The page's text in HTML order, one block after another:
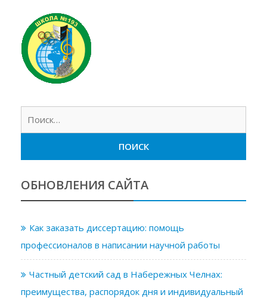
ОБНОВЛЕНИЯ САЙТА
Как заказать диссертацию: помощь
профессионалов в написании научной работы
Частный детский сад в Набережных Челнах:
преимущества, распорядок дня и индивидуальный